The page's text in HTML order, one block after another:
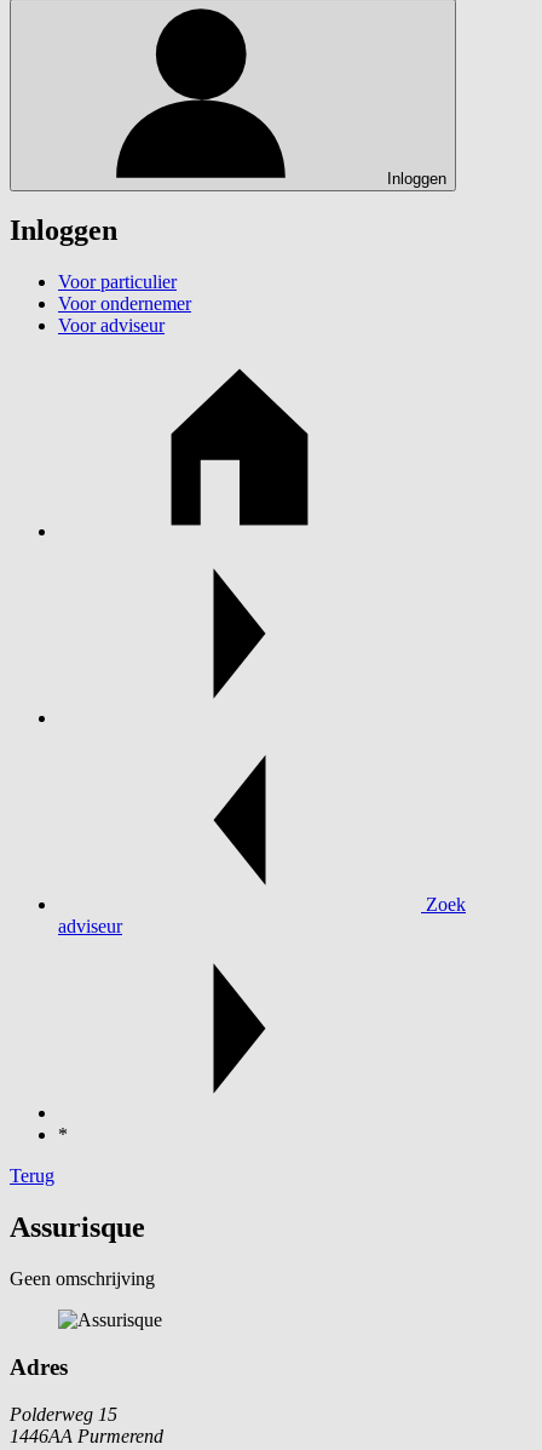
Inloggen
Inloggen
Voor particulier
Voor ondernemer
Voor adviseur
Zoek
adviseur
*
Terug
Assurisque
Geen omschrijving
Adres
Polderweg 15
1446AA Purmerend